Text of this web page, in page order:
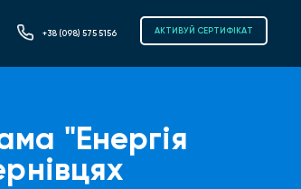
+38 (098) 575 5156 АКТИВУЙ СЕРТИФІКАТ
"Енергія